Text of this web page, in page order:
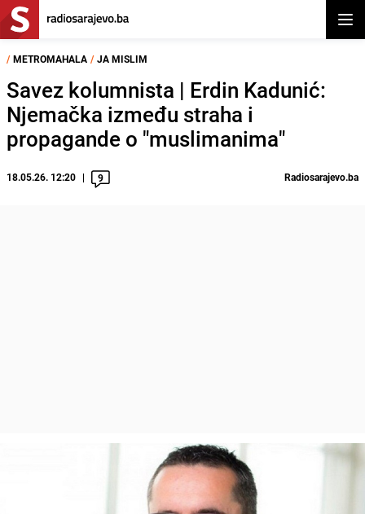
/ METROMAHALA / JA MISLIM
Savez kolumnista | Erdin Kadunić:
Njemačka između straha i
propagande o "muslimanima"
18.05.26. 12:20 9 Radiosarajevo.ba